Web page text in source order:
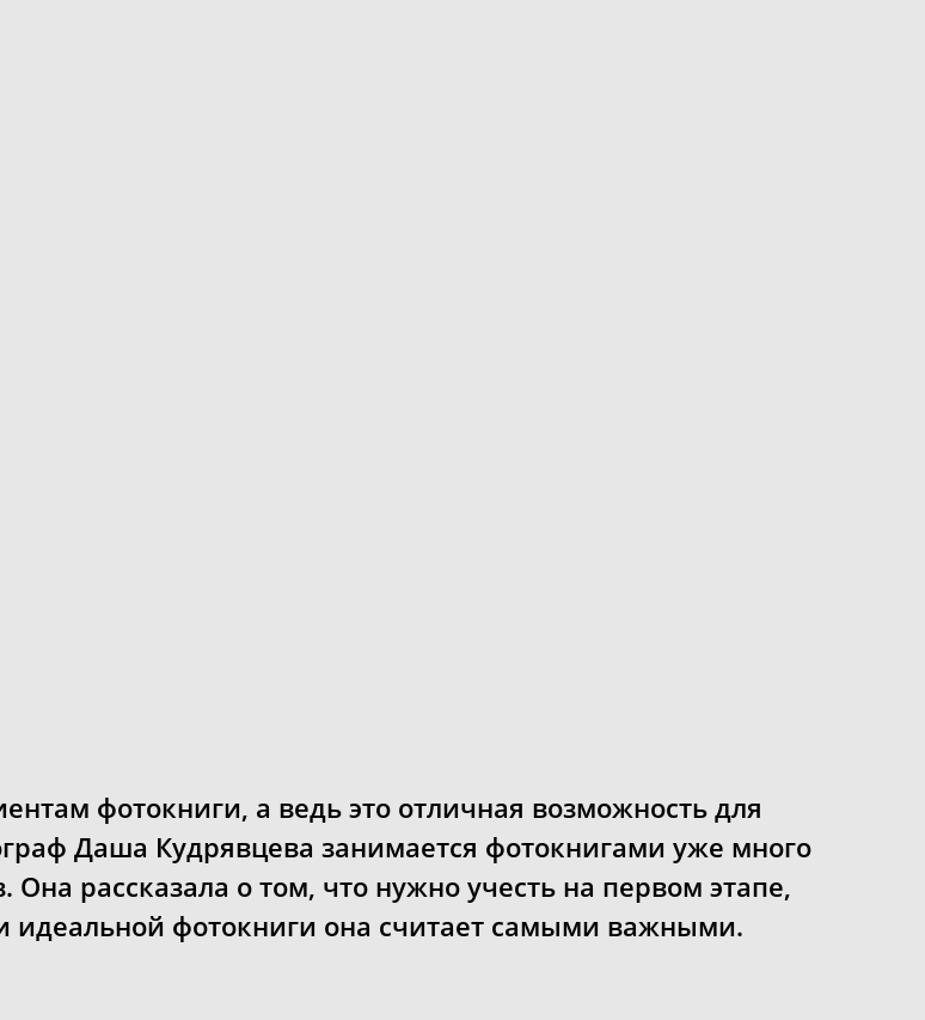
фотокниги, а ведь это отличная возможность для
Даша Кудрявцева занимается фотокнигами уже много
рассказала о том, что нужно учесть на первом этапе,
идеальной фотокниги она считает самыми важными.